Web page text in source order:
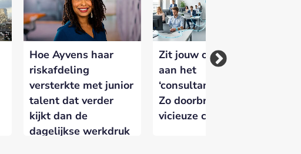
Hoe Ayvens haar
riskafdeling
versterkte met junior
talent dat verder
kijkt dan de
dagelijkse werkdruk
Zit jouw organisatie
aan het
‘consultancy-infuus’?
Zo doorbreek je de
vicieuze cirkel